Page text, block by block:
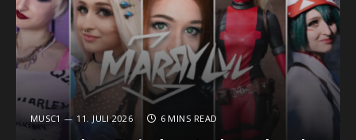
MUSC1 11. JULI 2026 6 MINS READ